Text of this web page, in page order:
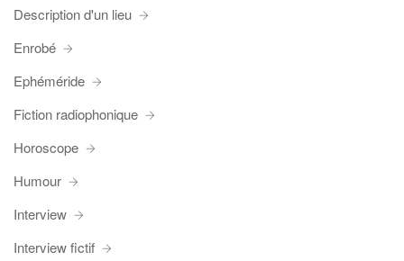
Description d'un lieu
Enrobé
Ephéméride
Fiction radiophonique
Horoscope
Humour
Interview
Interview fictif